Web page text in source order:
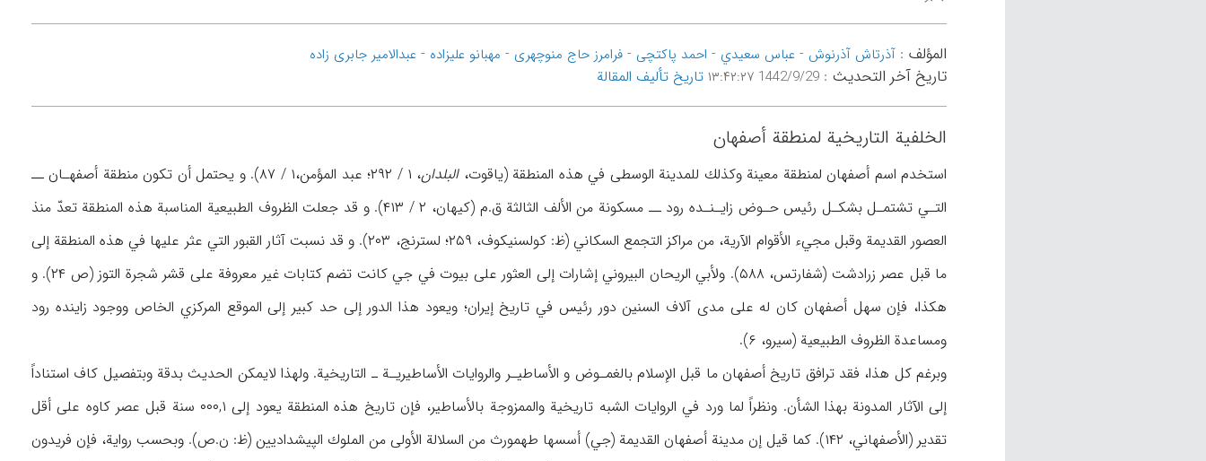
المؤلف :آذرتاش آذرنوش -عباس سعیدي - احمد پاکتچی -فرامرز حاج منوچهری - مهبانو علیزاده -عبدالامیر جابری زاده
تاریخ آخر التحدیث :1442/9/29 ۱۳:۴۲:۲۷ تاریخ تألیف المقالة
الخلفية التاريخية لمنطقة أصفهان
استخدم اسم أصفهان لمنطقة معينة وكذلك للمدينة الوسطى في هذه المنطقة (ياقوت،البلدان
، ۱ / ۲۹۲؛ عبد المؤمن،۱ / ۸۷). و يحتمل أن تكون منطقة أصفهـان ــ
التـي تشتمـل بشكـل رئيس حـوض زايـنـده رود ــ مسكونة من الألف الثالثة ق.م (كيهان، ۲ / ۴۱۳). و قد جعلت الظروف الطبيعية المناسبة هذه المنطقة تعدّ منذ
العصور القديمة وقبل مجيء الأقوام الآرية، من مراكز التجمع السكاني (ظ: كولسنيكوف، ۲۵۹؛ لسترنج، ۲۰۳). و قد نسبت آثار القبور التي عثر عليها في هذه المنطقة إلى
ما قبل عصر زرادشت (شفارتس، ۵۸۸). ولأبي الريحان البيروني إشارات إلى العثور على بيوت في جي كانت تضم كتابات غير معروفة على قشر شجرة التوز (ص ۲۴). و
هكذا، فإن سهل أصفهان كان له على مدى آلاف السنين دور رئيس في تاريخ إيران؛ ويعود هذا الدور إلى حد كبير إلى الموقع المركزي الخاص ووجود زاينده رود
ومساعدة الظروف الطبيعية (سيرو، ۶).
وبرغم كل هذا، فقد ترافق تاريخ أصفهان ما قبل الإسلام بالغمـوض و الأساطيـر والروايات الأساطيريـة ـ التاريخية. ولهذا لايمكن الحديث بدقة وبتفصيل كاف استناداً
إلى الآثار المدونة بهذا الشأن. ونظراً لما ورد في الروايات الشبه تاريخية والممزوجة بالأساطير، فإن تاريخ هذه المنطقة يعود إلى ۰۰۰,۱ سنة قبل عصر كاوه على أقل
تقدير (الأصفهاني، ۱۴۲). كما قيل إن مدينة أصفهان القديمة (جي) أسسها طهمورث من السلالة الأولى من الملوك الپيشداديين (ظ: ن.ص). وبحسب رواية، فإن فريدون